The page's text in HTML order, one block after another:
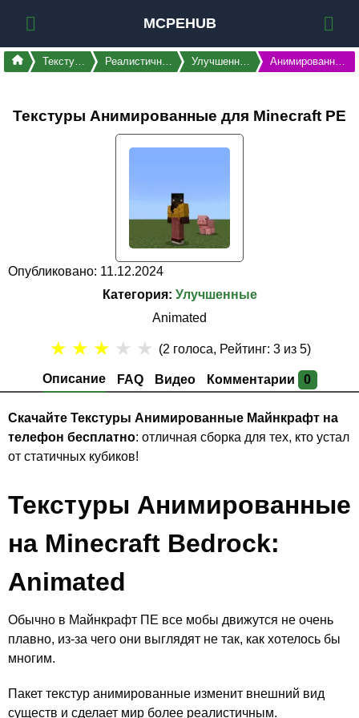
MCPEHUB
Текстуры Реалистичные Улучшенные Анимированные
Текстуры Анимированные для Minecraft PE
Опубликовано: 11.12.2024
Категория: Улучшенные
Animated
Описание FAQ Видео Комментарии 0
★ ★ ★ ★ ★ (2 голоса, Рейтинг: 3из 5)
Скачайте Текстуры Анимированные Майнкрафт на
телефон бесплатно: отличная сборка для тех, кто устал
от статичных кубиков!
Текстуры Анимированные
на Minecraft Bedrock:
Animated
Обычно в Майнкрафт ПЕ все мобы движутся не очень
плавно, из-за чего они выглядят не так, как хотелось бы
многим.
Пакет текстур анимированные изменит внешний вид
существ и сделает мир более реалистичным.